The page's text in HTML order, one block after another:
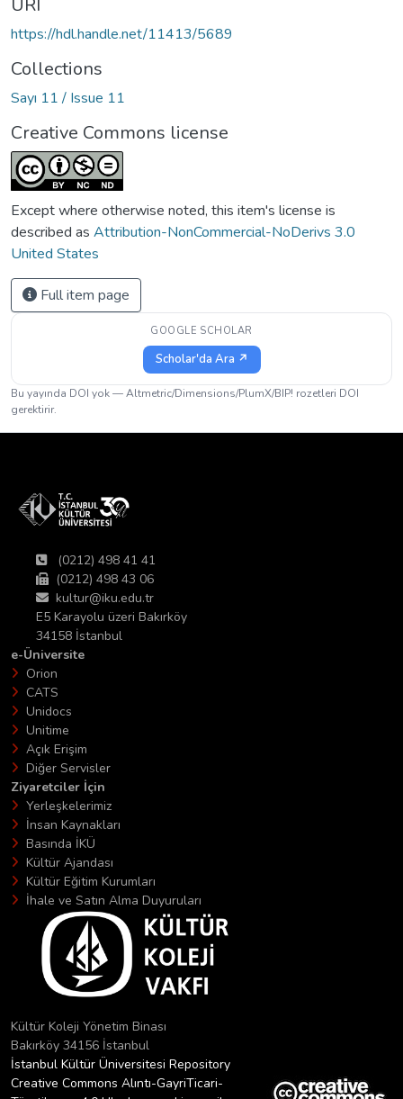
https://hdl.handle.net/11413/5689
Collections
Sayı 11 / Issue 11
Creative Commons license
Except where otherwise noted, this item's license is
described as Attribution-NonCommercial-NoDerivs 3.0
United States
Full item page
GOOGLE SCHOLAR
Scholar'da Ara ↗
Bu yayında DOI yok — Altmetric/Dimensions/PlumX/BIP! rozetleri DOI
gerektirir.
(0212) 498 41 41
(0212) 498 43 06
kultur@iku.edu.tr
E5 Karayolu üzeri Bakırköy
34158 İstanbul
e-Üniversite
Orion
CATS
Unidocs
Unitime
Açık Erişim
Diğer Servisler
Ziyaretciler İçin
Yerleşkelerimiz
İnsan Kaynakları
Basında İKÜ
Kültür Ajandası
Kültür Eğitim Kurumları
İhale ve Satın Alma Duyuruları
Kültür Koleji Yönetim Binası
Bakırköy 34156 İstanbul
İstanbul Kültür Üniversitesi Repository
Creative Commons Alıntı-GayriTicari-